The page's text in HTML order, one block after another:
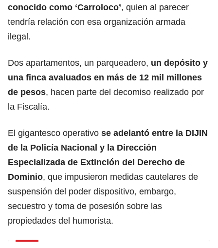
conocido como ‘Carroloco’, quien al parecer
tendría relación con esa organización armada
ilegal.
Dos apartamentos, un parqueadero, un depósito y
una finca avaluados en más de 12 mil millones
de pesos, hacen parte del decomiso realizado por
la Fiscalía.
El gigantesco operativo se adelantó entre la DIJIN
de la Policía Nacional y la Dirección
Especializada de Extinción del Derecho de
Dominio, que impusieron medidas cautelares de
suspensión del poder dispositivo, embargo,
secuestro y toma de posesión sobre las
propiedades del humorista.